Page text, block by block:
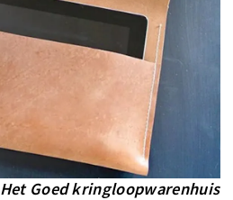
Het Goed kringloopwarenhuis